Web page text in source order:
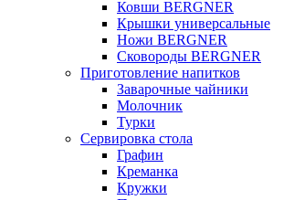
Ковши BERGNER
Крышки универсальные
Ножи BERGNER
Сковороды BERGNER
Приготовление напитков
Заварочные чайники
Молочник
Турки
Сервировка стола
Графин
Креманка
Кружки